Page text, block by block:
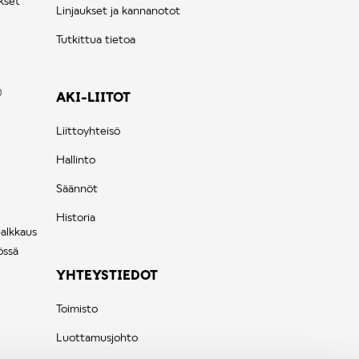
Linjaukset ja kannanotot
Tutkittua tietoa
AKI-LIITOT
Liittoyhteisö
Hallinto
Säännöt
Historia
YHTEYSTIEDOT
Toimisto
Luottamusjohto